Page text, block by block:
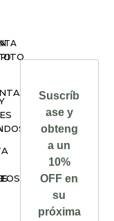
Suscríb
ase y
obteng
a un
10%
OFF en
su
próxima